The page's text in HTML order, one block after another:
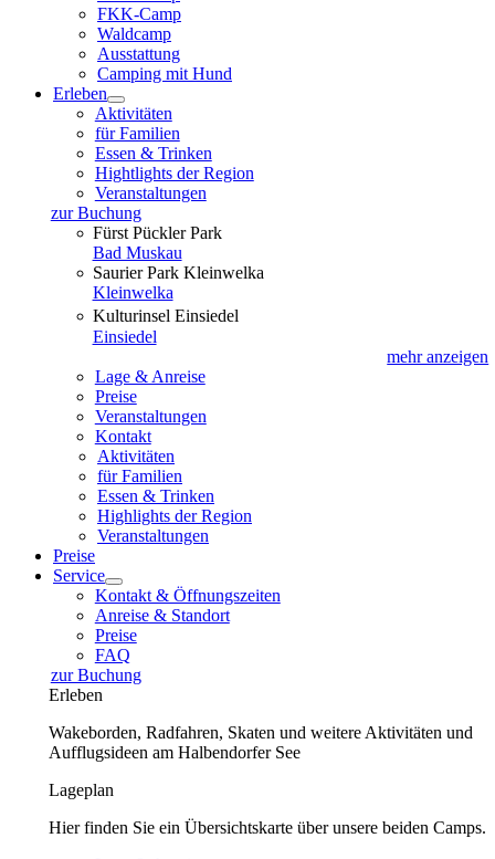
FKK-Camp
Waldcamp
Ausstattung
Camping mit Hund
Erleben
Aktivitäten
für Familien
Essen & Trinken
Hightlights der Region
Veranstaltungen
zur Buchung
Fürst Pückler Park
Bad Muskau
Saurier Park Kleinwelka
Kleinwelka
Kulturinsel Einsiedel
Einsiedel
mehr anzeigen
Lage & Anreise
Preise
Veranstaltungen
Kontakt
Aktivitäten
für Familien
Essen & Trinken
Highlights der Region
Veranstaltungen
Preise
Service
Kontakt & Öffnungszeiten
Anreise & Standort
Preise
FAQ
zur Buchung
Erleben
Wakeborden, Radfahren, Skaten und weitere Aktivitäten und
Aufflugsideen am Halbendorfer See
Lageplan
Hier finden Sie ein Übersichtskarte über unsere beiden Camps.